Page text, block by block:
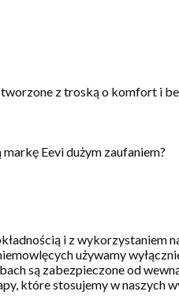
tworzone z troską o komfort i
Eevi dużym zaufaniem?
i z wykorzystaniem
używamy
są zabezpieczone od
które stosujemy w naszych